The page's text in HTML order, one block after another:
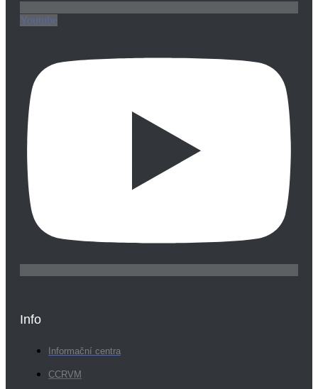
Youtube
Info
Informační centra
CCRVM